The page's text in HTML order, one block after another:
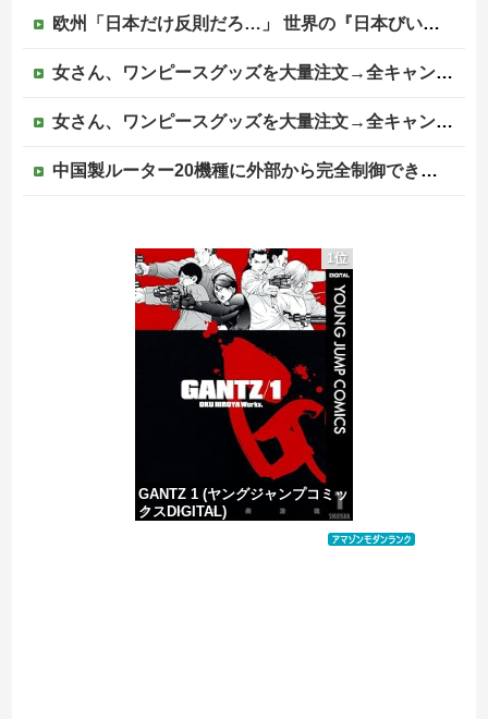
欧州「日本だけ反則だろ…」 世界の『日本びいき』にヨーロッパ全土から不満の声
女さん、ワンピースグッズを大量注文→全キャンセルで逮捕ｗｗｗ
女さん、ワンピースグッズを大量注文→全キャンセルで逮捕ｗｗｗ
中国製ルーター20機種に外部から完全制御できる機能が仕込まれていたことが判明・・・
【ネット】荒らしが『警察官発砲で犯人の自傷行為が無かったことにされた』記事に「難癖な記事」とイチャモン→自傷行為の動画が拡散してマスゴミの偏向報...
【DeNA対阪神16回戦】DeNA・エンカーナシオン、第6号ソロホームラン！4点差に迫る！！！！！！！！他
【移民政策反対】イオンの売り場で唐揚げを食う中国人の子供
1位
GANTZ 1 (ヤングジャンプコミッ
クスDIGITAL)
価格：¥100